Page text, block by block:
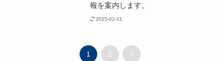
報を案内します。
2025-02-11
1 2 3